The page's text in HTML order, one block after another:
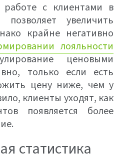
с клиентами в
позволяет увеличить
крайне негативно
лояльности
ценовыми
только если есть
цену ниже, чем у
клиенты уходят, как
появляется более
статистика